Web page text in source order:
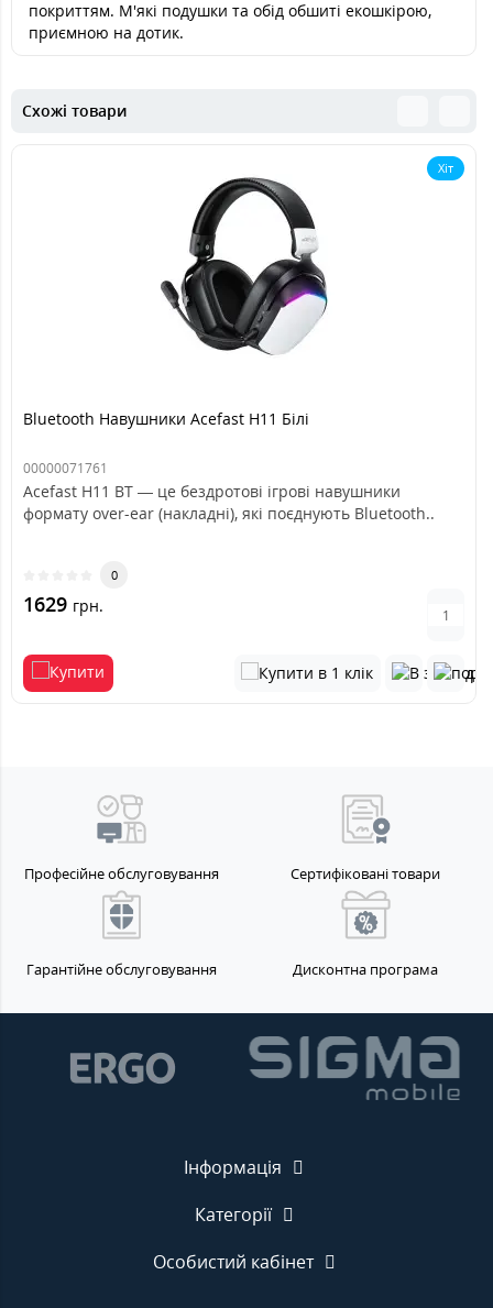
покриттям. М'які подушки та обід обшиті екошкірою,
приємною на дотик.
Схожі товари
Хіт
Bluetooth Навушники Acefast H11 Білі
00000071761
Acefast H11 BT — це бездротові ігрові навушники
формату over-ear (накладні), які поєднують Bluetooth..
0
1629 грн.
Професійне обслуговування Сертифіковані товари
Гарантійне обслуговування Дисконтна програма
Інформація
Категорії
Особистий кабінет